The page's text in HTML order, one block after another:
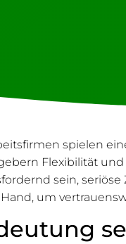
spielen
Flexibilität
sein,
um